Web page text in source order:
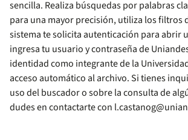
sencilla. Realiza búsquedas por palabras
para una mayor precisión, utiliza los filtros
sistema te solicita autenticación para abrir
ingresa tu usuario y contraseña de
identidad como integrante de la
acceso automático al archivo. Si tienes
uso del buscador o sobre la consulta de
dudes en contactarte con